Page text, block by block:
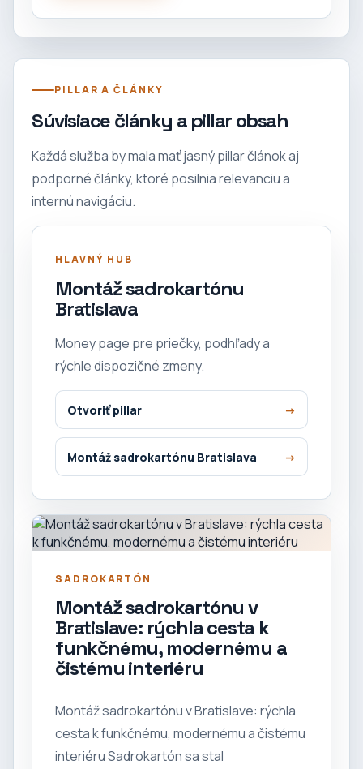
PILLAR A ČLÁNKY
Súvisiace články a pillar obsah
Každá služba by mala mať jasný pillar článok aj
podporné články, ktoré posilnia relevanciu a
internú navigáciu.
HLAVNÝ HUB
Montáž sadrokartónu
Bratislava
Money page pre priečky, podhľady a
rýchle dispozičné zmeny.
Otvoriť pillar
Montáž sadrokartónu Bratislava
SADROKARTÓN
Montáž sadrokartónu v
Bratislave: rýchla cesta k
funkčnému, modernému a
čistému interiéru
Montáž sadrokartónu v Bratislave: rýchla
cesta k funkčnému, modernému a čistému
interiéru Sadrokartón sa stal